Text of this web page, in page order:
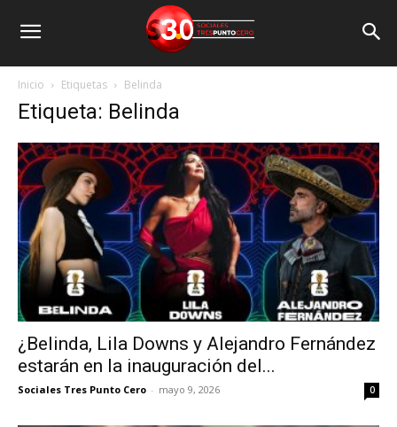
Inicio Etiquetas Belinda
Etiqueta: Belinda
¿Belinda, Lila Downs y Alejandro Fernández
estarán en la inauguración del...
Sociales Tres Punto Cero - mayo 9, 2026 0